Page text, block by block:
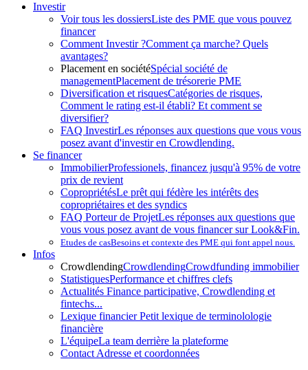
Investir
Voir tous les dossiersListe des PME que vous pouvez
financer
Comment Investir ?Comment ça marche? Quels
avantages?
Placement en sociétéSpécial société de
managementPlacement de trésorerie PME
Diversification et risquesCatégories de risques,
Comment le rating est-il établi? Et comment se
diversifier?
FAQ InvestirLes réponses aux questions que vous vous
posez avant d'investir en Crowdlending.
Se financer
ImmobilierProfessionels, financez jusqu'à 95% de votre
prix de revient
CopropriétésLe prêt qui fédère les intérêts des
copropriétaires et des syndics
FAQ Porteur de ProjetLes réponses aux questions que
vous vous posez avant de vous financer sur Look&Fin.
Etudes de casBesoins et contexte des PME qui font appel nous.
Infos
CrowdlendingCrowdlendingCrowdfunding immobilier
StatistiquesPerformance et chiffres clefs
Actualités Finance participative, Crowdlending et
fintechs...
Lexique financierPetit lexique de terminolologie
financière
L'équipeLa team derrière la plateforme
Contact Adresse et coordonnées